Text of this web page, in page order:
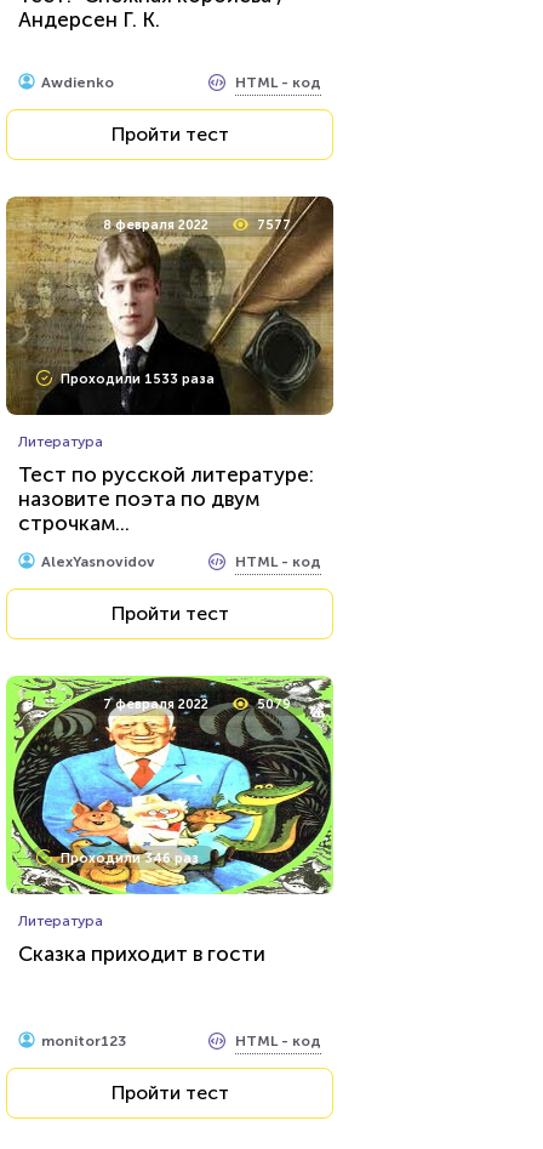
Андерсен Г. К.
Awdienko HTML - код
Пройти тест
8 февраля 2022 7577
Проходили 1533 раза
Литература
Тест по русской литературе:
назовите поэта по двум
строчкам...
AlexYasnovidov HTML - код
Пройти тест
7 февраля 2022 5079
Проходили 346 раз
Литература
Сказка приходит в гости
monitor123 HTML - код
Пройти тест